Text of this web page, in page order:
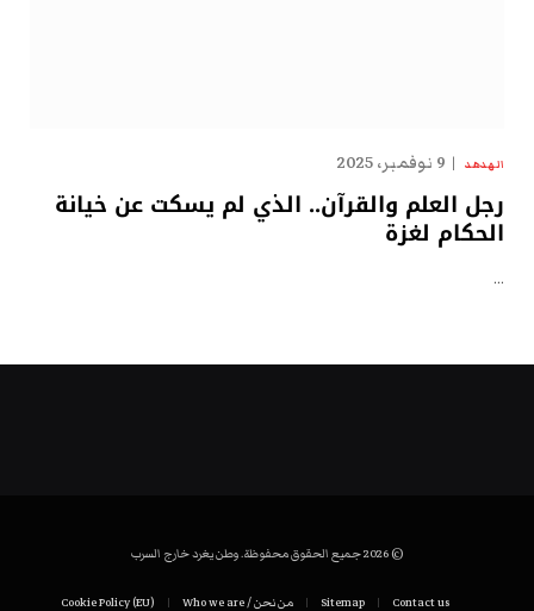
الهدهد 9 نوفمبر، 2025
رجل العلم والقرآن.. الذي لم يسكت عن خيانة
الحكام لغزة
…
© 2026 جميع الحقوق محفوظة. وطن يغرد خارج السرب
Contact us
Sitemap من نحن / Who we are Cookie Policy (EU)